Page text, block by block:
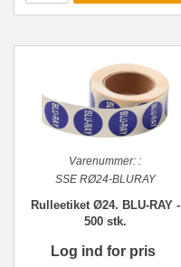
Varenummer: :
SSE RØ24-BLURAY
Rulleetiket Ø24. BLU-RAY -
500 stk.
Log ind for pris